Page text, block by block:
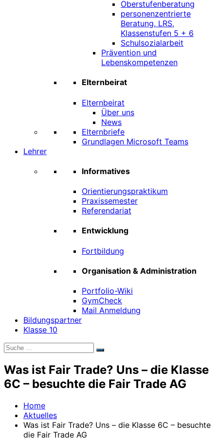
Oberstufenberatung
personenzentrierte
Beratung, LRS,
Klassenstufen 5 + 6
Schulsozialarbeit
Prävention und
Lebenskompetenzen
Elternbeirat
Elternbeirat
Über uns
News
Elternbriefe
Grundlagen Microsoft Teams
Lehrer
Informatives
Orientierungspraktikum
Praxissemester
Referendariat
Entwicklung
Fortbildung
Organisation & Administration
Portfolio-Wiki
GymCheck
Mail Anmeldung
Bildungspartner
Klasse 10
Suche
Suchen
Was ist Fair Trade? Uns – die Klasse
6C – besuchte die Fair Trade AG
Home
Aktuelles
Was ist Fair Trade? Uns – die Klasse 6C – besuchte
die Fair Trade AG